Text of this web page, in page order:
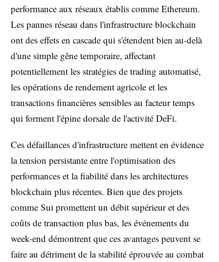
performance aux réseaux établis comme Ethereum.
Les pannes réseau dans l'infrastructure blockchain
ont des effets en cascade qui s'étendent bien au-delà
d'une simple gêne temporaire, affectant
potentiellement les stratégies de trading automatisé,
les opérations de rendement agricole et les
transactions financières sensibles au facteur temps
qui forment l'épine dorsale de l'activité DeFi.
Ces défaillances d'infrastructure mettent en évidence
la tension persistante entre l'optimisation des
performances et la fiabilité dans les architectures
blockchain plus récentes. Bien que des projets
comme Sui promettent un débit supérieur et des
coûts de transaction plus bas, les événements du
week-end démontrent que ces avantages peuvent se
faire au détriment de la stabilité éprouvée au combat